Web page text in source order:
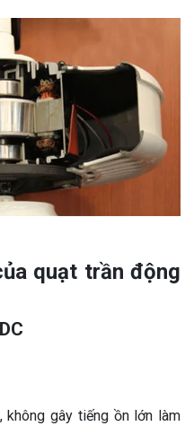
quạt trần động
không gây tiếng ồn lớn làm